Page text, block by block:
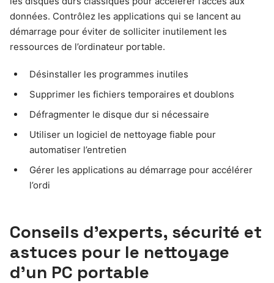
données. Contrôlez les applications qui se lancent au
démarrage pour éviter de solliciter inutilement les
ressources de l’ordinateur portable.
Désinstaller les programmes inutiles
Supprimer les fichiers temporaires et doublons
Défragmenter le disque dur si nécessaire
Utiliser un logiciel de nettoyage fiable pour
automatiser l’entretien
Gérer les applications au démarrage pour accélérer
l’ordi
Conseils d’experts, sécurité et
astuces pour le nettoyage
d’un PC portable